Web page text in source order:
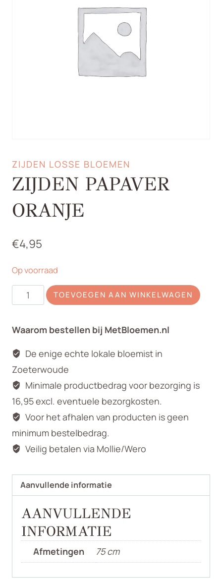
ZIJDEN LOSSE BLOEMEN
ZIJDEN PAPAVER
ORANJE
€4,95
Op voorraad
Zijden
papaver
aantal
TOEVOEGEN AAN WINKELWAGEN
Waarom bestellen bij MetBloemen.nl
De enige echte lokale bloemist in
Zoeterwoude
Minimale productbedrag voor bezorging is
16,95 excl. eventuele bezorgkosten.
Voor het afhalen van producten is geen
minimum bestelbedrag.
Veilig betalen via Mollie/Wero
Aanvullende informatie
AANVULLENDE
INFORMATIE
Afmetingen 75 cm